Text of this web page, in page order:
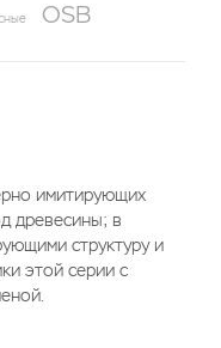
OSB
имитирующих
древесины; в
структуру и
этой серии с